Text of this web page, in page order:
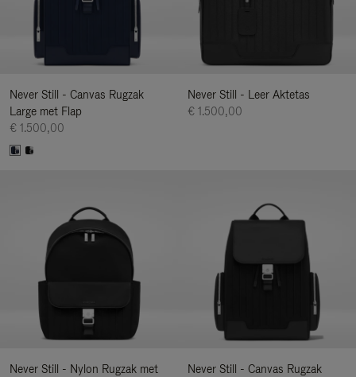
Never Still - Canvas Rugzak
Large met Flap
€ 1.500,00
Never Still - Leer Aktetas
€ 1.500,00
Never Still - Nylon Rugzak met
Never Still - Canvas Rugzak